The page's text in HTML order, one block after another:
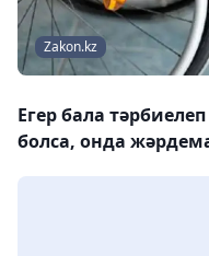
Zakon.kz
Егер бала
болса, онда